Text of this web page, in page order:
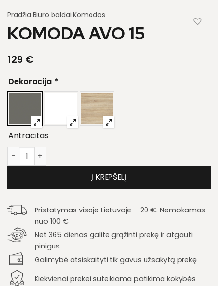
Pradžia Biuro baldai Komodos
KOMODA AVO 15
129 €
Dekoracija *
Antracitas
produkto kiekis: Komoda Avo 15
Į KREPŠELĮ
Pristatymas visoje Lietuvoje – 20 €. Nemokamas
nuo 100 €
Net 365 dienas galite grąžinti prekę ir atgauti
pinigus
Galimybė atsiskaityti tik gavus užsakytą prekę
Kiekvienai prekei suteikiama patikima kokybės